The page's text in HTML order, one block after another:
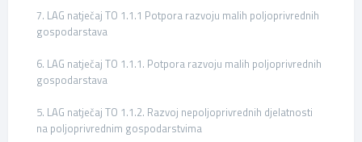
7. LAG natječaj TO 1.1.1 Potpora razvoju malih poljoprivrednih
gospodarstava
6. LAG natječaj TO 1.1.1. Potpora razvoju malih poljoprivrednih
gospodarstava
5. LAG natječaj TO 1.1.2. Razvoj nepoljoprivrednih djelatnosti
na poljoprivrednim gospodarstvima